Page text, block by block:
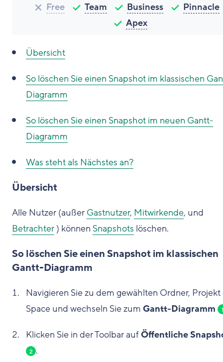
Free Team Business
Pinnacle
Apex
Übersicht
So löschen Sie einen Snapshot im klassischen
Diagramm
So löschen Sie einen Snapshot im neuen Gantt-
Diagramm
Was steht als Nächstes an?
Übersicht
Alle Nutzer (außer Gastnutzer, Mitwirkende, und
Betrachter) können Snapshots löschen.
So löschen Sie einen Snapshot im klassischen
Gantt-Diagramm
Navigieren Sie zu dem gewählten Ordner,
Space und wechseln Sie zum Gantt-Diagramm 1
Klicken Sie in der Toolbar aufÖffentliche
2 .